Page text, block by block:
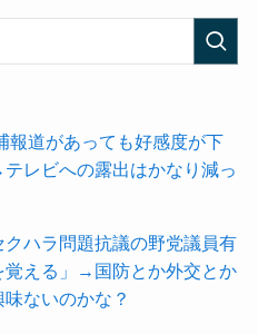
報道があっても好感度が下
レビへの露出はかなり減っ
クハラ問題抗議の野党議員有
覚える」→国防とか外交とか
ないのかな？